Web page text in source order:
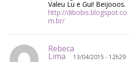
Valeu Lu e Gui! Beijooos.
http://dibobis.blogspot.co
m.br/
Rebeca
Lima 13/04/2015 - 12h29